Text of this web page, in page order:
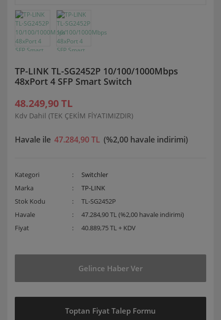
TP-LINK TL-SG2452P 10/100/1000Mbps
48xPort 4 SFP Smart Switch
48.249,90 TL
Kdv Dahil (TEK ÇEKİM FİYATIMIZDIR)
Havale ile 47.284,90 TL (%2,00 havale indirimi)
Kategori
Switchler
Marka
TP-LINK
Stok Kodu
TL-SG2452P
Havale
47.284,90 TL (%2,00 havale indirimi)
Fiyat
40.889,75 TL + KDV
Gelince Haber Ver
Toptan Fiyat Talep Formu